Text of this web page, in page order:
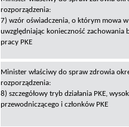
rozporządzenia:
7) wzór oświadczenia, o którym mowa
uwzględniając konieczność zachowania
pracy PKE
Minister właściwy do spraw zdrowia
rozporządzenia:
8) szczegółowy tryb działania PKE,
przewodniczącego i członków PKE